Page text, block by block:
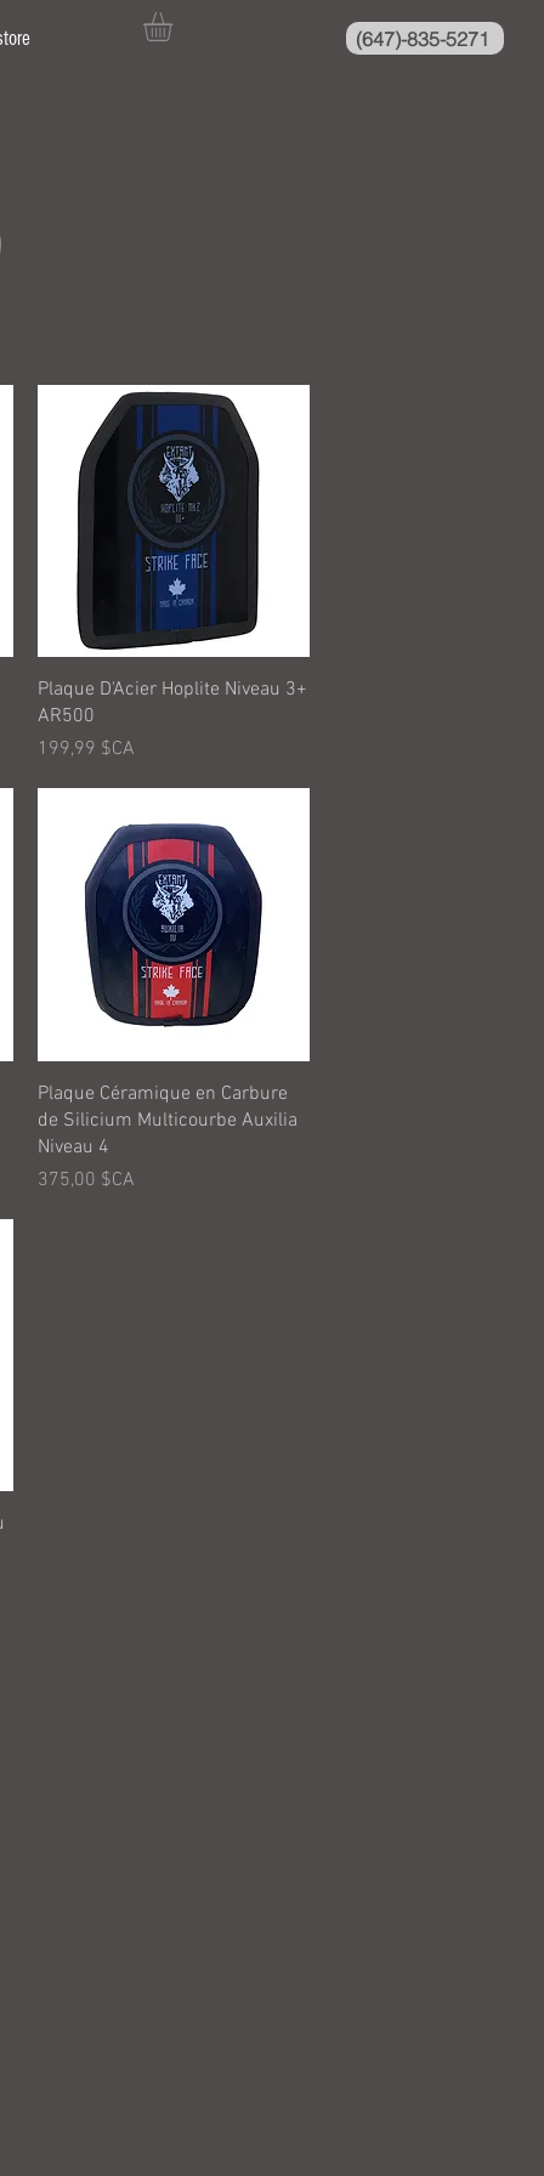
(647)-835-5271
Aperçu rapide
Plaque D'Acier Hoplite Niveau 3+
AR500
Prix
199,99 $CA
Aperçu rapide
Plaque Céramique en Carbure
de Silicium Multicourbe Auxilia
Niveau 4
Prix
375,00 $CA